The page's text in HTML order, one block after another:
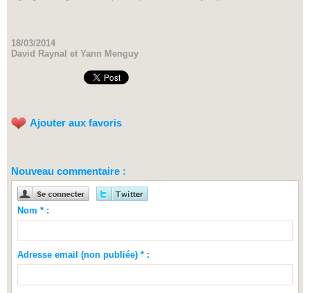
18/03/2014
David Raynal et Yann Menguy
Ajouter aux favoris
Nouveau commentaire :
Nom * :
Adresse email (non publiée) * :